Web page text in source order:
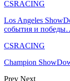
CSRACING
Los Angeles
события и
CSRACING
Champion
Prev Next